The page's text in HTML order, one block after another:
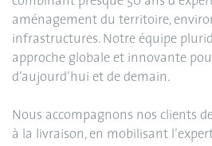
aménagement du territoire,
infrastructures. Notre équipe
approche globale et innovante
d’aujourd’hui et de demain.
Nous accompagnons nos clients
à la livraison, en mobilisant